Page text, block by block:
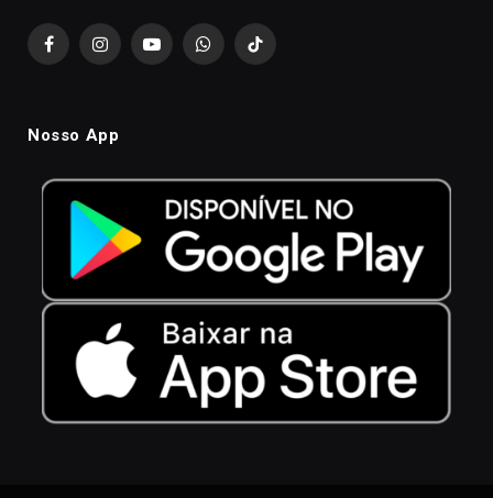
FacebookInstagramYouTubeWhatsAppTikTok
Nosso App